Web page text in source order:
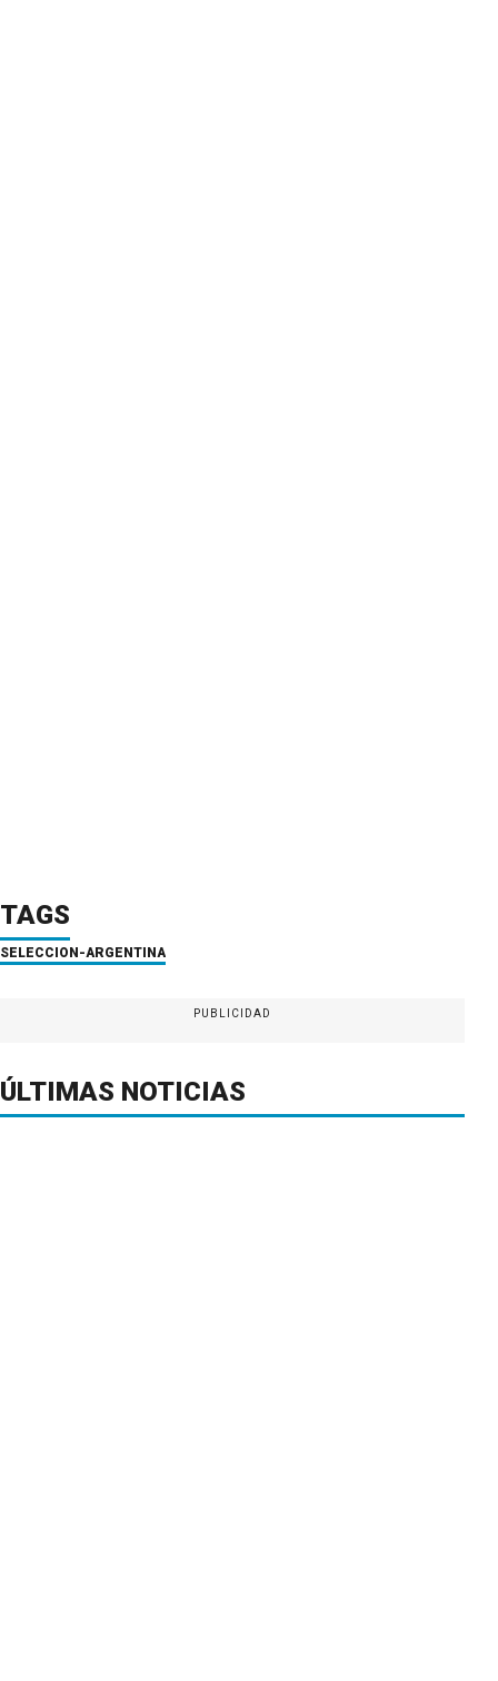
TAGS
SELECCION-ARGENTINA
PUBLICIDAD
ÚLTIMAS NOTICIAS